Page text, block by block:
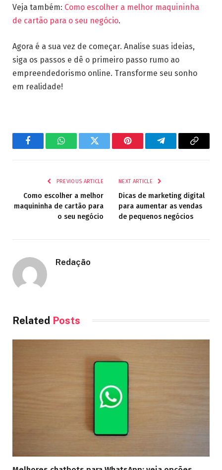
Veja também: Como escolher a melhor maquininha
de cartão para o seu negócio.
Agora é a sua vez de começar. Analise suas ideias,
siga os passos e dê o primeiro passo rumo ao
empreendedorismo online. Transforme seu sonho
em realidade!
FacebookWhatsAppTwitter Pinterest TelegramCopy
PREVIOUS ARTICLE
Como escolher a melhor
maquininha de cartão para
o seu negócio
NEXT ARTICLE
Dicas de marketing digital
para aumentar as vendas
de pequenos negócios
Redação
Related Posts